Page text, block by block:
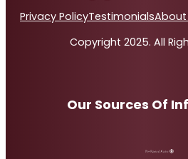
Privacy PolicyTestimonialsAbout
Copyright 2025. All
Our Sources Of